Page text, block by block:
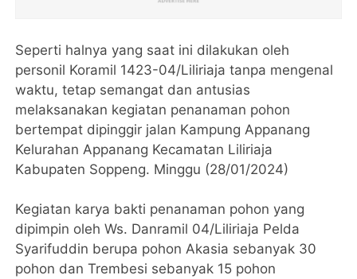
Seperti halnya yang saat ini dilakukan oleh
personil Koramil 1423-04/Liliriaja tanpa mengenal
waktu, tetap semangat dan antusias
melaksanakan kegiatan penanaman pohon
bertempat dipinggir jalan Kampung Appanang
Kelurahan Appanang Kecamatan Liliriaja
Kabupaten Soppeng. Minggu (28/01/2024)
Kegiatan karya bakti penanaman pohon yang
dipimpin oleh Ws. Danramil 04/Liliriaja Pelda
Syarifuddin berupa pohon Akasia sebanyak 30
pohon dan Trembesi sebanyak 15 pohon